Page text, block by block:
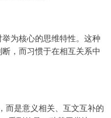
为核心的思维特性。这种
，而习惯于在相互关系中
而是意义相关、互文互补的